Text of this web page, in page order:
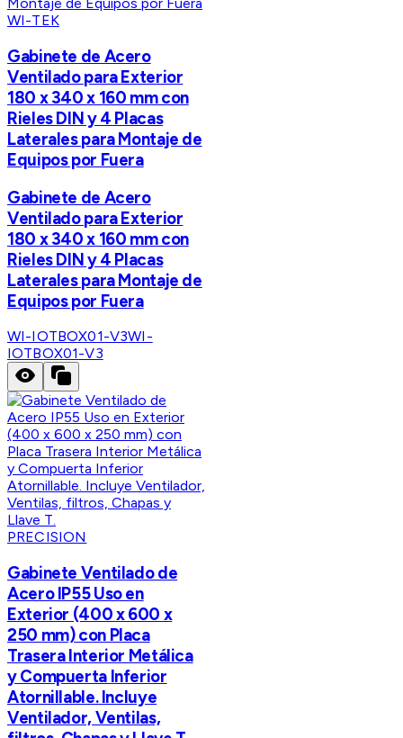
WI-TEK
Gabinete de Acero
Ventilado para Exterior
180 x 340 x 160 mm con
Rieles DIN y 4 Placas
Laterales para Montaje de
Equipos por Fuera
Gabinete de Acero
Ventilado para Exterior
180 x 340 x 160 mm con
Rieles DIN y 4 Placas
Laterales para Montaje de
Equipos por Fuera
WI-IOTBOX01-V3WI-
IOTBOX01-V3
PRECISION
Gabinete Ventilado de
Acero IP55 Uso en
Exterior (400 x 600 x
250 mm) con Placa
Trasera Interior Metálica
y Compuerta Inferior
Atornillable. Incluye
Ventilador, Ventilas,